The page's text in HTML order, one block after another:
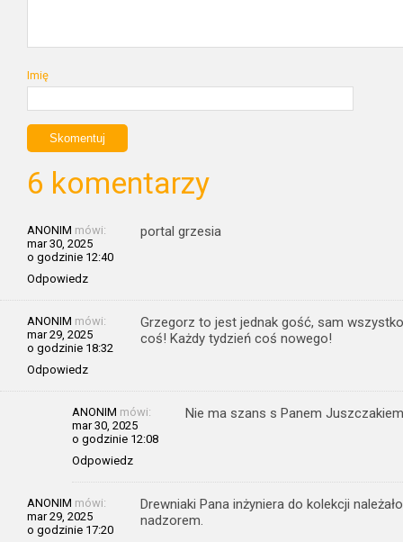
Imię
6 komentarzy
ANONIM mówi:
mar 30, 2025
o godzinie 12:40
Odpowiedz
portal grzesia
ANONIM mówi:
mar 29, 2025
o godzinie 18:32
Odpowiedz
Grzegorz to jest jednak gość, sam
coś! Każdy tydzień coś nowego!
ANONIM mówi:
mar 30, 2025
o godzinie 12:08
Odpowiedz
Nie ma szans s Panem
ANONIM mówi:
mar 29, 2025
o godzinie 17:20
Drewniaki Pana inżyniera do kolekcji
nadzorem.